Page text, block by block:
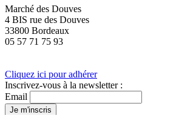
Marché des Douves
4 BIS rue des Douves
33800 Bordeaux
05 57 71 75 93
Cliquez ici pour adhérer
Inscrivez-vous à la newsletter :
Email